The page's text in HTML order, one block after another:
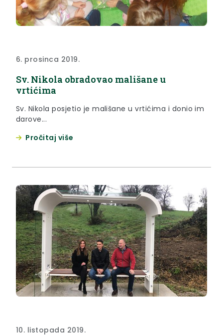
6. prosinca 2019.
Sv. Nikola obradovao mališane u
vrtićima
Sv. Nikola posjetio je mališane u vrtićima i donio im
darove...
Pročitaj više
10. listopada 2019.